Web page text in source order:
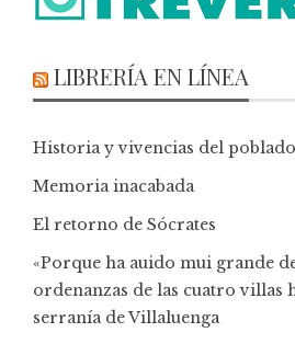
LIBRERÍA EN LÍNEA
Historia y vivencias del
Memoria inacabada
El retorno de Sócrates
«Porque ha auido mui grande
ordenanzas de las cuatro villas
serranía de Villaluenga